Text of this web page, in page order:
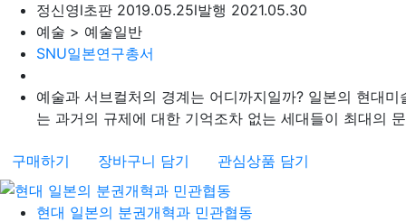
정신영l초판 2019.05.25l발행 2021.05.30
예술 > 예술일반
SNU일본연구총서
예술과 서브컬처의 경계는 어디까지일까? 일본의 현대
는 과거의 규제에 대한 기억조차 없는 세대들이 최대의
구매하기 장바구니 담기 관심상품 담기
현대 일본의 분권개혁과 민관협동